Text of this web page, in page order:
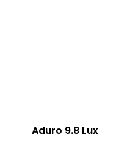
Aduro 9.8 Lux